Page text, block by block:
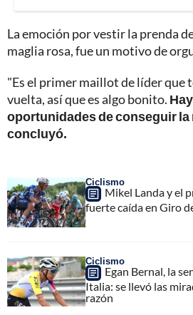
La emoción por vestir la prenda
maglia rosa, fue un motivo de
"Es el primer maillot de líder que
vuelta, así que es algo bonito.
oportunidades de conseguir la
concluyó.
Ciclismo
Mikel Landa y el
fuerte caída en Giro
Ciclismo
Egan Bernal, la
Italia: se llevó las
razón